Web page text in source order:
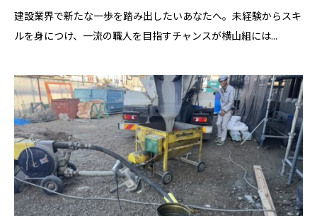
建設業界で新たな一歩を踏み出したいあなたへ。未経験からスキ
ルを身につけ、一流の職人を目指すチャンスが横山組には...